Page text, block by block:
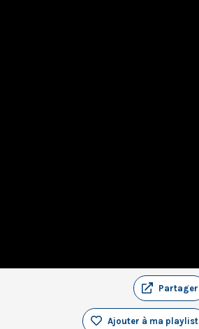
Partager
Ajouter à ma playlist